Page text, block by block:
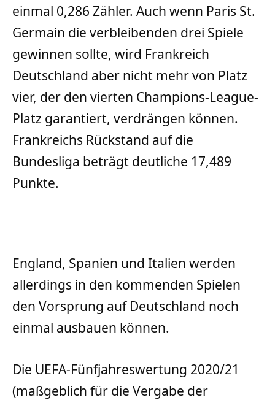
einmal 0,286 Zähler. Auch wenn Paris St.
Germain die verbleibenden drei Spiele
gewinnen sollte, wird Frankreich
Deutschland aber nicht mehr von Platz
vier, der den vierten Champions-League-
Platz garantiert, verdrängen können.
Frankreichs Rückstand auf die
Bundesliga beträgt deutliche 17,489
Punkte.
England, Spanien und Italien werden
allerdings in den kommenden Spielen
den Vorsprung auf Deutschland noch
einmal ausbauen können.
Die UEFA-Fünfjahreswertung 2020/21
(maßgeblich für die Vergabe der